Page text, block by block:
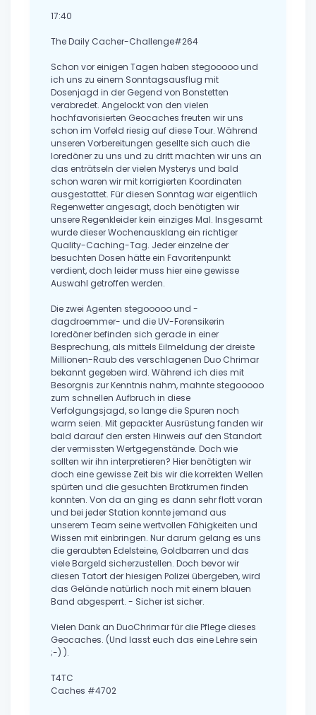
17:40
The Daily Cacher-Challenge#264
Schon vor einigen Tagen haben stegooooo und
ich uns zu einem Sonntagsausflug mit
Dosenjagd in der Gegend von Bonstetten
verabredet. Angelockt von den vielen
hochfavorisierten Geocaches freuten wir uns
schon im Vorfeld riesig auf diese Tour. Während
unseren Vorbereitungen gesellte sich auch die
loredöner zu uns und zu dritt machten wir uns an
das enträtseln der vielen Mysterys und bald
schon waren wir mit korrigierten Koordinaten
ausgestattet. Für diesen Sonntag war eigentlich
Regenwetter angesagt, doch benötigten wir
unsere Regenkleider kein einziges Mal. Insgesamt
wurde dieser Wochenausklang ein richtiger
Quality-Caching-Tag. Jeder einzelne der
besuchten Dosen hätte ein Favoritenpunkt
verdient, doch leider muss hier eine gewisse
Auswahl getroffen werden.
Die zwei Agenten stegooooo und -
dagdroemmer- und die UV-Forensikerin
loredöner befinden sich gerade in einer
Besprechung, als mittels Eilmeldung der dreiste
Millionen-Raub des verschlagenen Duo Chrimar
bekannt gegeben wird. Während ich dies mit
Besorgnis zur Kenntnis nahm, mahnte stegooooo
zum schnellen Aufbruch in diese
Verfolgungsjagd, so lange die Spuren noch
warm seien. Mit gepackter Ausrüstung fanden wir
bald darauf den ersten Hinweis auf den Standort
der vermissten Wertgegenstände. Doch wie
sollten wir ihn interpretieren? Hier benötigten wir
doch eine gewisse Zeit bis wir die korrekten Wellen
spürten und die gesuchten Brotkrumen finden
konnten. Von da an ging es dann sehr flott voran
und bei jeder Station konnte jemand aus
unserem Team seine wertvollen Fähigkeiten und
Wissen mit einbringen. Nur darum gelang es uns
die geraubten Edelsteine, Goldbarren und das
viele Bargeld sicherzustellen. Doch bevor wir
diesen Tatort der hiesigen Polizei übergeben, wird
das Gelände natürlich noch mit einem blauen
Band abgesperrt. - Sicher ist sicher.
Vielen Dank an DuoChrimar für die Pflege dieses
Geocaches. (Und lasst euch das eine Lehre sein
;-) ).
T4TC
Caches #4702